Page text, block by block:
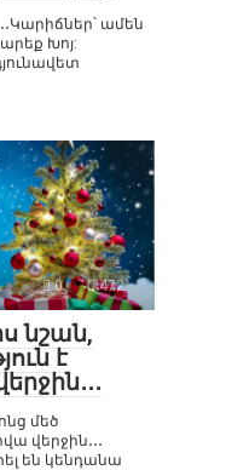
ամեն
Խոյ:
0 472
նշան,
է
մեծ
վերջին․․․
են կենդանա